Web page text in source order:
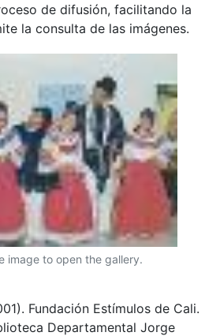
de difusión, facilitando la
la consulta de las imágenes.
image to open the gallery.
Fundación Estímulos de Cali.
Departamental Jorge